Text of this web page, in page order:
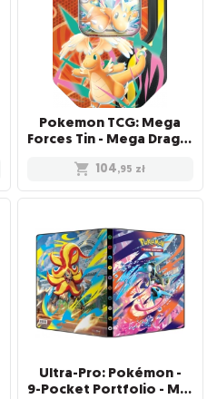
Pokemon TCG: Mega
Forces Tin - Mega Dragonite ex
104,95 zł
Ultra-Pro: Pokémon -
9-Pocket Portfolio - Mega Evolution - Chaos Rising